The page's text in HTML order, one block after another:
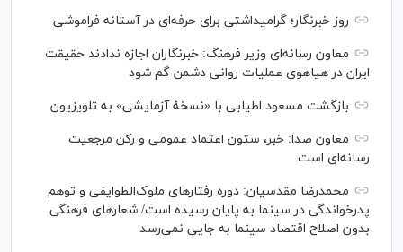
روز خبرنگار؛ گرامیداشتی برای حرفه‌ای در آستانه فراموشی
معاون رسانه‌ای وزیر فرهنگ: خبرنگاران اجازه ندادند حقیقت
ایران در هیاهوی عملیات روانی دشمن گم شود
بازگشت مسعود اطیابی با «نسخهٔ آزمایشی» به تلویزیون
معاون صدا: خبر، ستون اعتماد عمومی و رکن مرجعیت
رسانه‌ای است
محمدرضا مقدسیان: دوره رفتارهای ملوک‌الطوایفی و توهم
پدرخواندگی در سینما به پایان رسیده است/ شعارهای فرهنگی
بدون اصلاح اقتصاد سینما به جایی نمی‌رسد